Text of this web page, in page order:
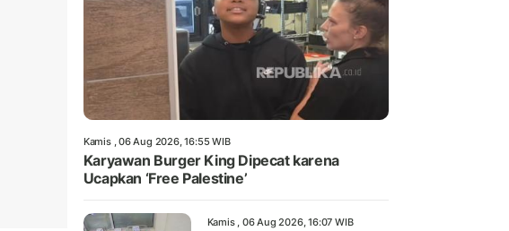
Kamis , 06 Aug 2026, 16:55 WIB
Karyawan Burger King Dipecat karena
Ucapkan ‘Free Palestine’
Kamis , 06 Aug 2026, 16:07 WIB